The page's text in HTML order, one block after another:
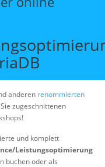
anderen renommierten
zugeschnittenen
und komplett
Leistungsoptimierung
buchen oder als